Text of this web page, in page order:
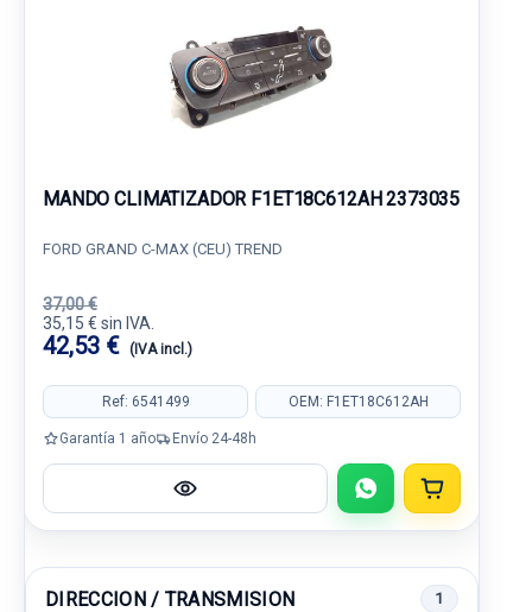
MANDO CLIMATIZADOR F1ET18C612AH 2373035
FORD GRAND C-MAX (CEU) TREND
37,00 €
35,15 € sin IVA.
42,53 € (IVA incl.)
Ref: 6541499 OEM: F1ET18C612AH
Garantía 1 año Envío 24-48h
DIRECCION / TRANSMISION 1